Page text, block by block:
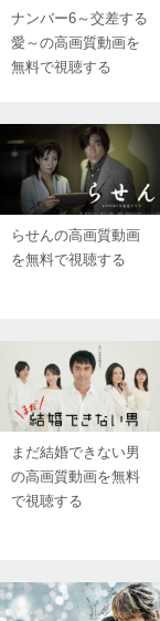
ナンバー6～交差する
愛～の高画質動画を
無料で視聴する
らせんの高画質動画
を無料で視聴する
まだ結婚できない男
の高画質動画を無料
で視聴する